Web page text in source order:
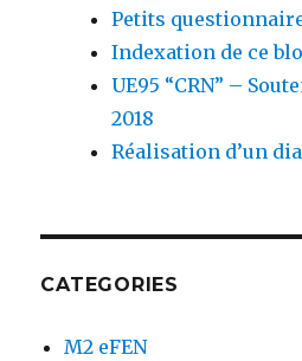
Petits
Indexation de ce
UE95 “CRN” –
2018
Réalisation d’un
CATEGORIES
M2 eFEN